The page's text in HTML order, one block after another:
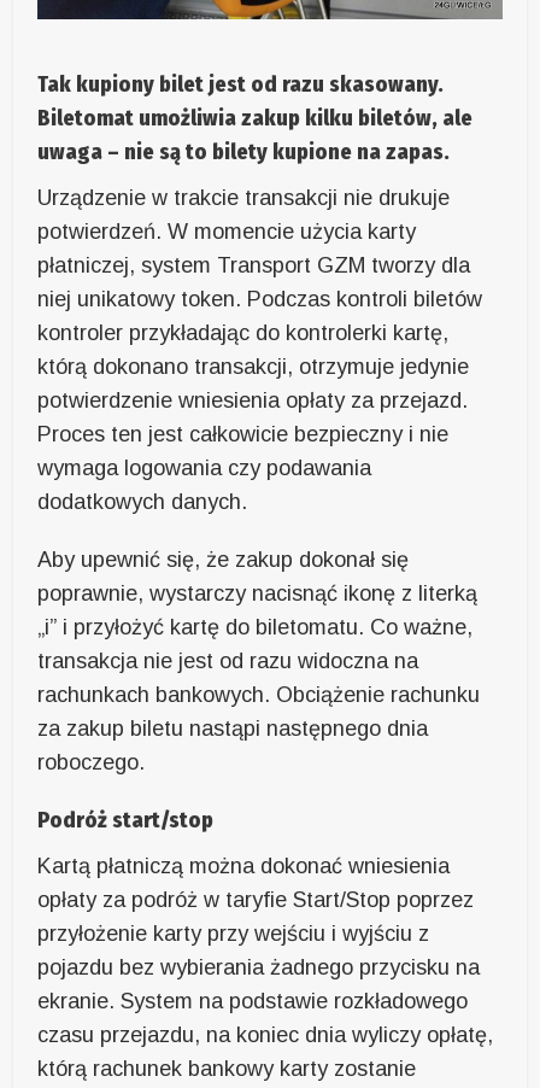
Tak kupiony bilet jest od razu skasowany.
Biletomat umożliwia zakup kilku biletów, ale
uwaga – nie są to bilety kupione na zapas.
Urządzenie w trakcie transakcji nie drukuje
potwierdzeń. W momencie użycia karty
płatniczej, system Transport GZM tworzy dla
niej unikatowy token. Podczas kontroli biletów
kontroler przykładając do kontrolerki kartę,
którą dokonano transakcji, otrzymuje jedynie
potwierdzenie wniesienia opłaty za przejazd.
Proces ten jest całkowicie bezpieczny i nie
wymaga logowania czy podawania
dodatkowych danych.
Aby upewnić się, że zakup dokonał się
poprawnie, wystarczy nacisnąć ikonę z literką
„i” i przyłożyć kartę do biletomatu. Co ważne,
transakcja nie jest od razu widoczna na
rachunkach bankowych. Obciążenie rachunku
za zakup biletu nastąpi następnego dnia
roboczego.
Podróż start/stop
Kartą płatniczą można dokonać wniesienia
opłaty za podróż w taryfie Start/Stop poprzez
przyłożenie karty przy wejściu i wyjściu z
pojazdu bez wybierania żadnego przycisku na
ekranie. System na podstawie rozkładowego
czasu przejazdu, na koniec dnia wyliczy opłatę,
którą rachunek bankowy karty zostanie